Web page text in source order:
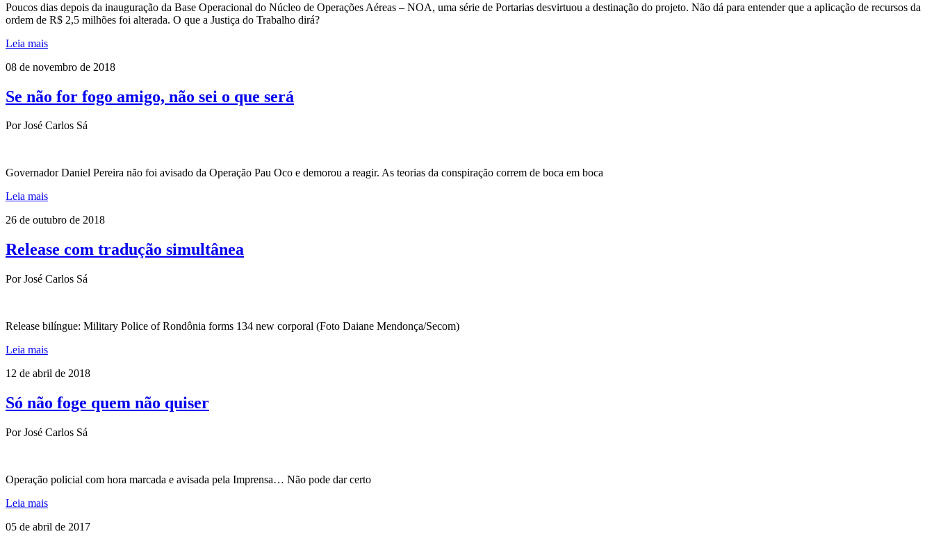
Poucos dias depois da inauguração da Base Operacional do Núcleo de Operações Aéreas – NOA, uma série de Portarias desvirtuou a destinação do projeto. Não dá para entender que a aplicação de recursos da
ordem de R$ 2,5 milhões foi alterada. O que a Justiça do Trabalho dirá?
Leia mais
08 de novembro de 2018
Se não for fogo amigo, não sei o que será
Por José Carlos Sá
Governador Daniel Pereira não foi avisado da Operação Pau Oco e demorou a reagir. As teorias da conspiração correm de boca em boca
Leia mais
26 de outubro de 2018
Release com tradução simultânea
Por José Carlos Sá
Release bilíngue: Military Police of Rondônia forms 134 new corporal (Foto Daiane Mendonça/Secom)
Leia mais
12 de abril de 2018
Só não foge quem não quiser
Por José Carlos Sá
Operação policial com hora marcada e avisada pela Imprensa… Não pode dar certo
Leia mais
05 de abril de 2017